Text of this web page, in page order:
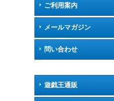
ご利用案内
メールマガジン
問い合わせ
遊戯王通販